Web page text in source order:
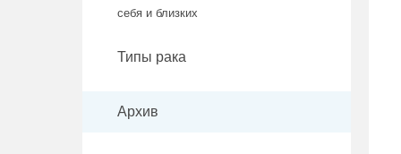
себя и близких
Типы рака
Архив